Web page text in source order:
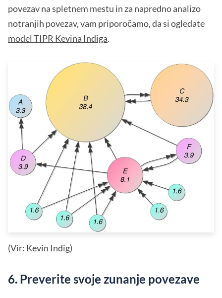
povezav na spletnem mestu in za napredno analizo
notranjih povezav, vam priporočamo, da si ogledate
model TIPR Kevina Indiga.
(Vir: Kevin Indig)
6. Preverite svoje zunanje povezave